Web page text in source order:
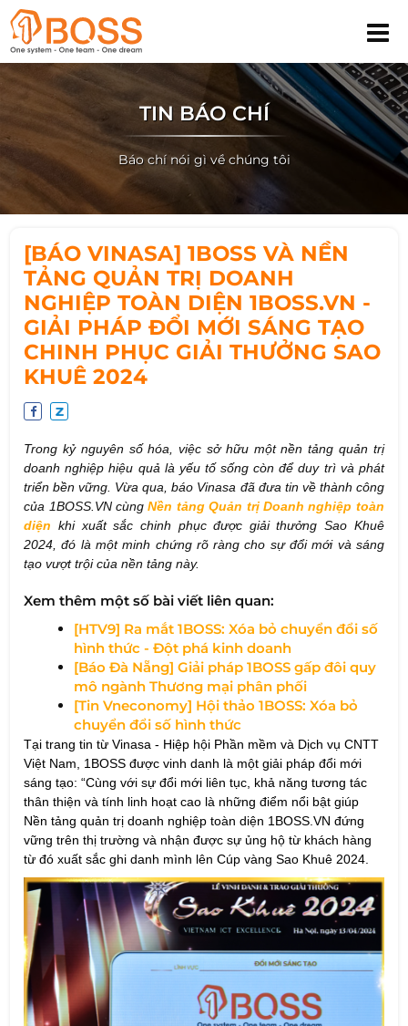
TIN BÁO CHÍ
Báo chí nói gì về chúng tôi
[BÁO VINASA] 1BOSS VÀ NỀN
TẢNG QUẢN TRỊ DOANH
NGHIỆP TOÀN DIỆN 1BOSS.VN -
GIẢI PHÁP ĐỔI MỚI SÁNG TẠO
CHINH PHỤC GIẢI THƯỞNG SAO
KHUÊ 2024
Trong kỷ nguyên số hóa, việc sở hữu một nền tảng quản trị
doanh nghiệp hiệu quả là yếu tố sống còn để duy trì và phát
triển bền vững. Vừa qua, báo Vinasa đã đưa tin về thành công
của 1BOSS.VN cùngNền tảng Quản trị Doanh nghiệp toàn
diện khi xuất sắc chinh phục được giải thưởng Sao Khuê
2024, đó là một minh chứng rõ ràng cho sự đổi mới và sáng
tạo vượt trội của nền tảng này.
Xem thêm một số bài viết liên quan:
[HTV9] Ra mắt 1BOSS: Xóa bỏ chuyển đổi số
hình thức - Đột phá kinh doanh
[Báo Đà Nẵng] Giải pháp 1BOSS gấp đôi quy
mô ngành Thương mại phân phối
[Tin Vneconomy] Hội thảo 1BOSS: Xóa bỏ
chuyển đổi số hình thức
Tại trang tin từ Vinasa - Hiệp hội Phần mềm và Dịch vụ CNTT
Việt Nam, 1BOSS được vinh danh là một giải pháp đổi mới
sáng tạo: “Cùng với sự đổi mới liên tục, khả năng tương tác
thân thiện và tính linh hoạt cao là những điểm nổi bật giúp
Nền tảng quản trị doanh nghiệp toàn diện 1BOSS.VN đứng
vững trên thị trường và nhận được sự ủng hộ từ khách hàng
từ đó xuất sắc ghi danh mình lên Cúp vàng Sao Khuê 2024.